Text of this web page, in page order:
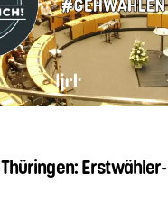
Erstwähler-